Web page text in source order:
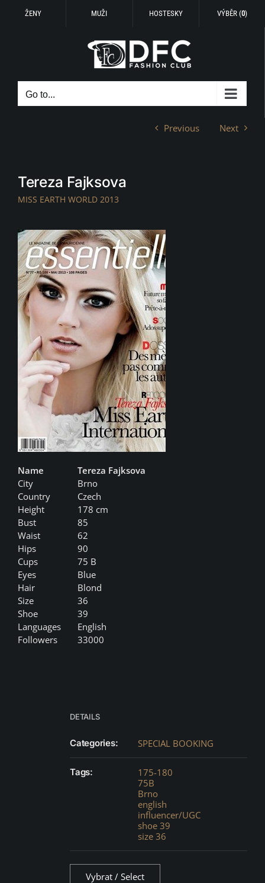
ŽENY MUŽI HOSTESKY VÝBĚR (0)
Go to...
Previous Next
Tereza Fajksova
MISS EARTH WORLD 2013
Name
Tereza Fajksova
City
Brno
Country
Czech
Height
178 cm
Bust
85
Waist
62
Hips
90
Cups
75 B
Eyes
Blue
Hair
Blond
Size
36
Shoe
39
Languages
English
Followers
33000
DETAILS
Categories: SPECIAL BOOKING
Tags:
175-180
75B
Brno
english
influencer/UGC
shoe 39
size 36
Vybrat / Select